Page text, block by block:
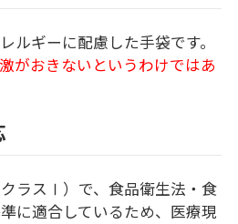
ルギーに配慮した手袋です。
がおきないというわけではあ
ラスⅠ）で、食品衛生法・食
に適合しているため、医療現